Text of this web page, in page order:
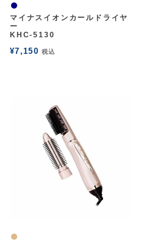
ネイビー
マイナスイオンカールドライヤ
ー
KHC-5130
¥7,150 税込
ナチュラル